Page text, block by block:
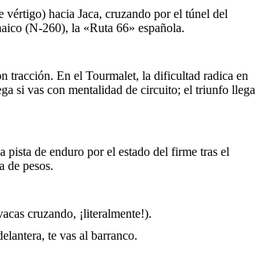
hacia Jaca, cruzando por el túnel del
(N-260), la «Ruta 66» española.
tracción. En el Tourmalet, la dificultad radica en
si vas con mentalidad de circuito; el triunfo llega
pista de enduro por el estado del firme tras el
de pesos.
cruzando, ¡literalmente!).
te vas al barranco.